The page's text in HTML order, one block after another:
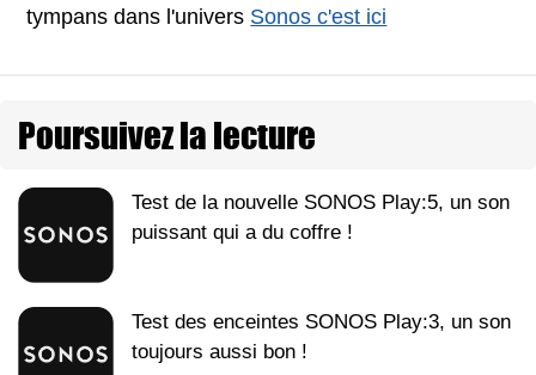
tympans dans l'univers Sonos c'est ici
Poursuivez la lecture
Test de la nouvelle SONOS Play:5, un son
puissant qui a du coffre !
Test des enceintes SONOS Play:3, un son
toujours aussi bon !